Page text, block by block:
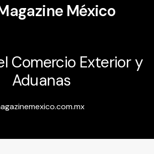
México
Comercio Exterior y
Aduanas